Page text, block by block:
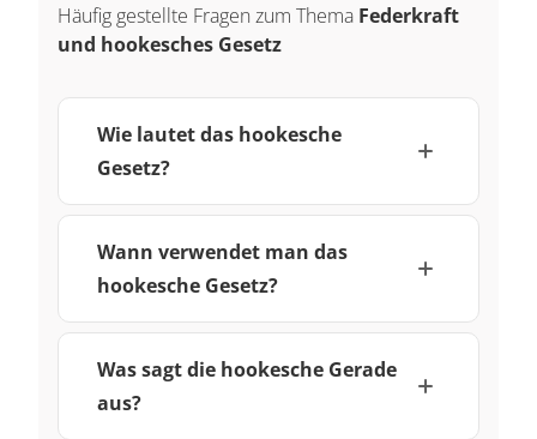
Häufig gestellte Fragen zum Thema Federkraft
und hookesches Gesetz
Wie lautet das hookesche
Gesetz?
Wann verwendet man das
hookesche Gesetz?
Was sagt die hookesche Gerade
aus?